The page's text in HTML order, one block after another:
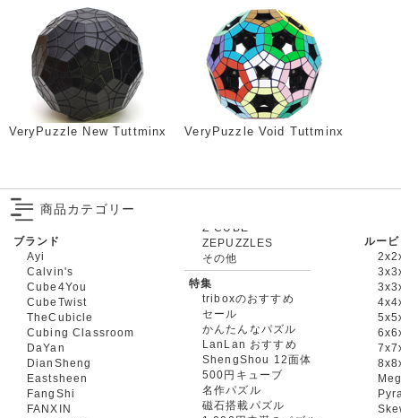
VeryPuzzle New Tuttminx VeryPuzzle Void Tuttminx
商品カテゴリー
ブランド
Ayi
Calvin's
Cube4You
CubeTwist
TheCubicle
Cubing Classroom
DaYan
DianSheng
Eastsheen
FangShi
FANXIN
ZEPUZZLES
その他
特集
triboxのおすすめ
セール
かんたんなパズル
LanLan おすすめ
ShengShou 12面体
500円キューブ
名作パズル
磁石搭載パズル
ルー